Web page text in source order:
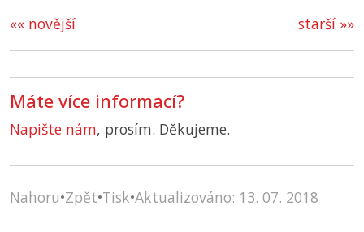
starší »»
«« novější
Máte více informací?
Napište nám, prosím. Děkujeme.
Nahoru•Zpět•Tisk•Aktualizováno: 13. 07. 2018